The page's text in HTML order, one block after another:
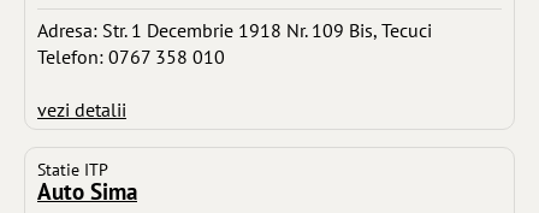
Adresa: Str. 1 Decembrie 1918 Nr. 109 Bis, Tecuci
Telefon: 0767 358 010
vezi detalii
Statie ITP
Auto Sima